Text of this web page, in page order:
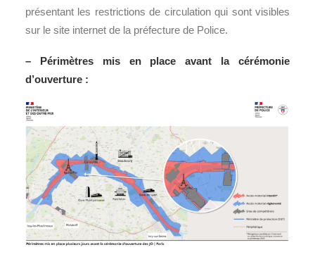
présentant les restrictions de circulation qui sont visibles
sur le site internet de la préfecture de Police.
– Périmètres mis en place avant la cérémonie
d’ouverture :